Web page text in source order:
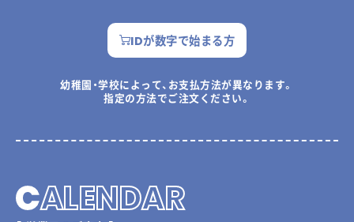
IDが数字で始まる方
幼稚園・学校によって、お支払方法が異なります。
指定の方法でご注文ください。
CALENDAR